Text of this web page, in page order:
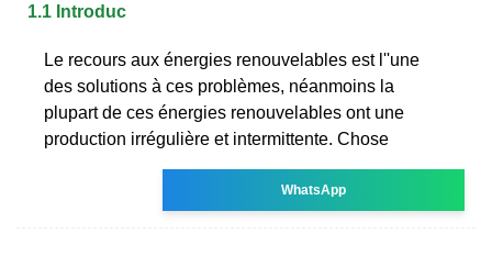
1.1 Introduc
Le recours aux énergies renouvelables est l''une
des solutions à ces problèmes, néanmoins la
plupart de ces énergies renouvelables ont une
production irrégulière et intermittente. Chose
WhatsApp